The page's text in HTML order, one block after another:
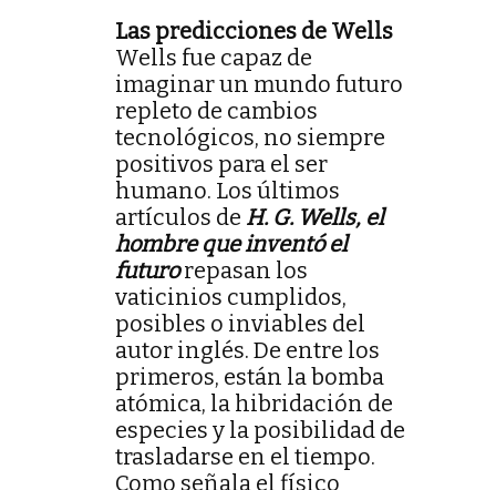
Las predicciones de Wells
Wells fue capaz de
imaginar un mundo futuro
repleto de cambios
tecnológicos, no siempre
positivos para el ser
humano. Los últimos
artículos de H. G. Wells, el
hombre que inventó el
futurorepasan los
vaticinios cumplidos,
posibles o inviables del
autor inglés. De entre los
primeros, están la bomba
atómica, la hibridación de
especies y la posibilidad de
trasladarse en el tiempo.
Como señala el físico